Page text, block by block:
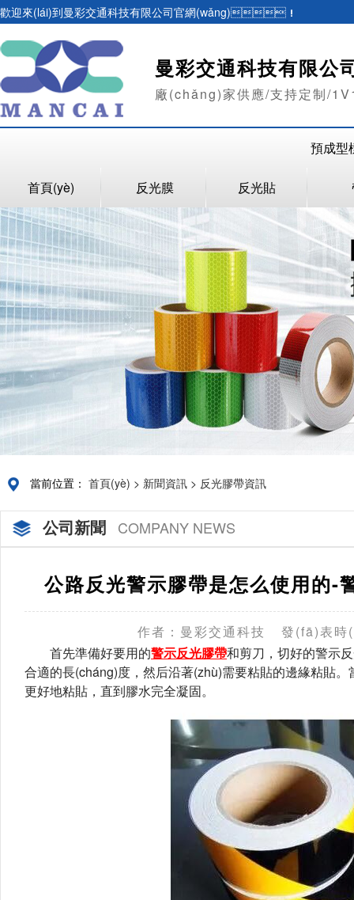
歡迎來(lái)到曼彩交通科技有限公司官網(wǎng)！
曼彩交通科技有限公
廠(chǎng)家供應/支持定制/
首頁(yè) 反光膜 反光貼
預成型
當前位置： 首頁(yè) > 新聞資訊 > 反光膠帶資訊
公司新聞 COMPANY NEWS
公路反光警示膠帶是怎么使用的
作者：曼彩交通科技
發(fā)表
首先準備好要用的警示反光膠帶和剪刀，切好的警
合適的長(cháng)度，然后沿著(zhù)需要粘貼的邊緣粘貼
更好地粘貼，直到膠水完全凝固。